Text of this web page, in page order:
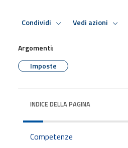
Condividi Vedi azioni
Argomenti:
Imposte
INDICE DELLA PAGINA
Competenze